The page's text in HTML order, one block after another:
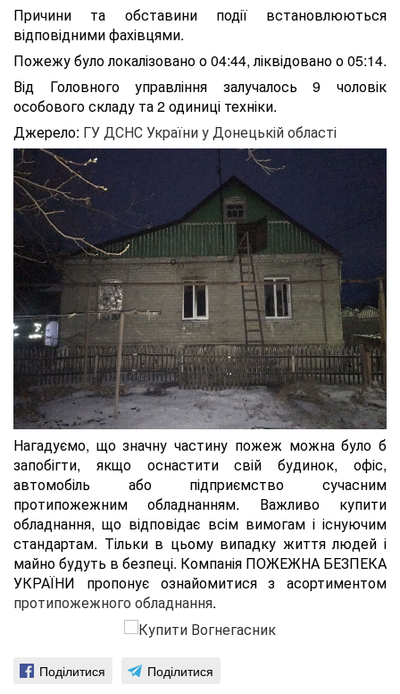
Причини та обставини події встановлюються
відповідними фахівцями.
Пожежу було локалізовано о 04:44, ліквідовано о 05:14.
Від Головного управління залучалось 9 чоловік
особового складу та 2 одиниці техніки.
Джерело: ГУ ДСНС України у Донецькій області
Нагадуємо, що значну частину пожеж можна було б
запобігти, якщо оснастити свій будинок, офіс,
автомобіль або підприємство сучасним
протипожежним обладнанням. Важливо купити
обладнання, що відповідає всім вимогам і існуючим
стандартам. Тільки в цьому випадку життя людей і
майно будуть в безпеці. Компанія ПОЖЕЖНА БЕЗПЕКА
УКРАЇНИ пропонує ознайомитися з асортиментом
протипожежного обладнання.
Поділитися Поділитися